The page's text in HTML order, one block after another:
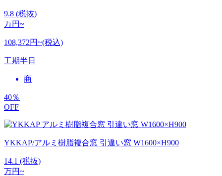
9.8 (税抜)
万円~
108,372円~(税込)
工期半日
商
40％
OFF
YKKAP/アルミ樹脂複合窓 引違い窓 W1600×H900
14.1 (税抜)
万円~